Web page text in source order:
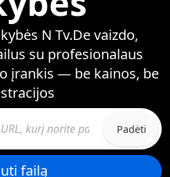
N Tv.De vaizdo,
su profesionalaus
įrankis — be kainos, be
Padėti
failą